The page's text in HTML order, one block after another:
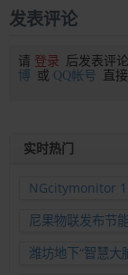
发表评论
请 登录 后发表评
博 或 QQ帐号 直
实时热门
NGcitymonitor
准运维新范式
尼果物联发布节
潍坊地下“智慧大